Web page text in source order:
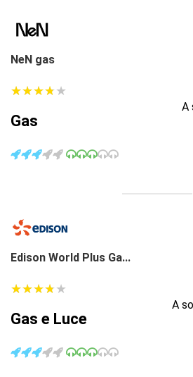
NeN gas
★★★★★
★★★★★
Gas
A
Edison World Plus Ga...
★★★★★
★★★★★
Gas e Luce
A